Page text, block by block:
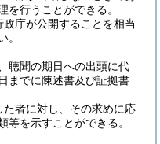
を行うことができる。
庁が公開することを相当
。
聴聞の期日への出頭に代
までに陳述書及び証拠書
者に対し、その求めに応
等を示すことができる。